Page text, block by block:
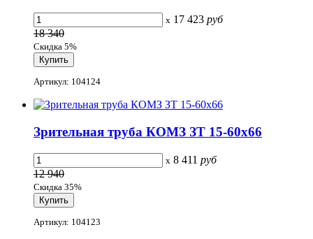
x 17 423 руб
18 340
Скидка 5%
Артикул: 104124
Зрительная труба КОМЗ ЗТ 15-60х66
x 8 411 руб
12 940
Скидка 35%
Артикул: 104123